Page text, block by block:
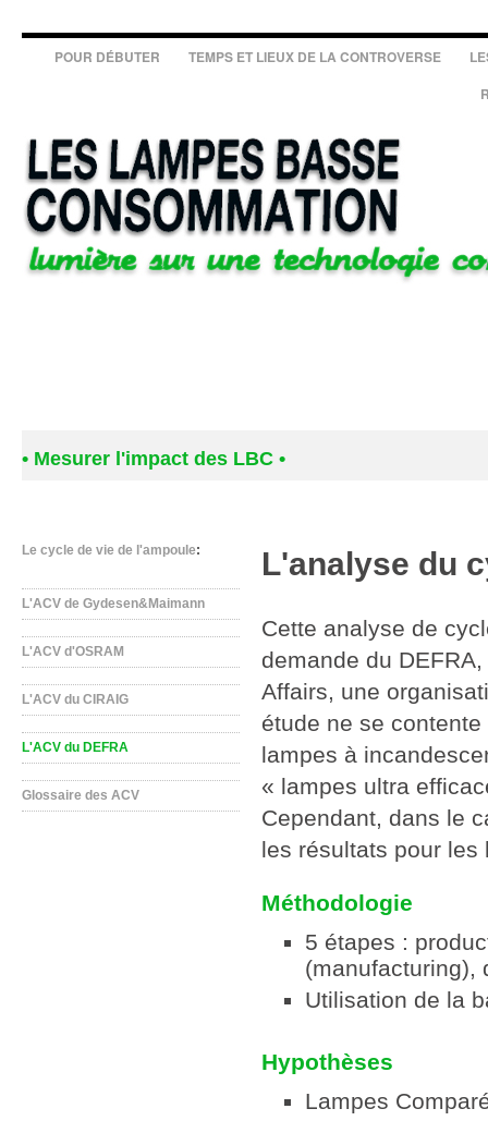
POUR DÉBUTER TEMPS ET LIEUX DE LA CONTROVERSE
• Mesurer l'impact des LBC •
Le cycle de vie de l'ampoule:
L'ACV de Gydesen&Maimann
L'ACV d'OSRAM
L'ACV du CIRAIG
L'ACV du DEFRA
Glossaire des ACV
L'analyse du
Cette analyse de
demande du
Affairs, une
étude ne se
lampes à
« lampes ultra
Cependant, dans le
les résultats pour
Méthodologie
5 étapes :
(manufacturing),
Utilisation de la
Hypothèses
Lampes